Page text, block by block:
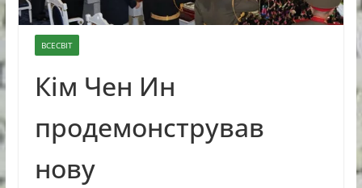
ВСЕСВІТ
Кім Чен Ин
продемонстрував
нову